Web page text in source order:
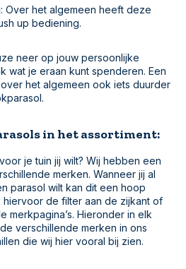
Over het algemeen heeft deze
up bediening.
neer op jouw persoonlijke
wat je eraan kunt spenderen. Een
het algemeen ook iets duurder
in het assortiment:
je tuin jij wilt? Wij hebben een
merken. Wanneer jij al
parasol wilt kan dit een hoop
hiervoor de filter aan de zijkant of
Hieronder in elk
verschillende merken in ons
die wij hier vooral bij zien.